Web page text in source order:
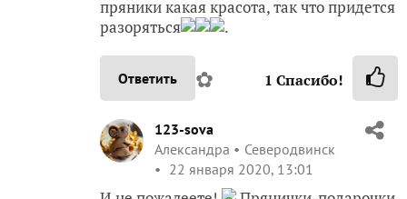
пряники какая красота, так что придется
разоряться
.
Ответить ✿ 1 Спасибо!
123-sova
Александра
Северодвинск
22 января 2020, 13:01